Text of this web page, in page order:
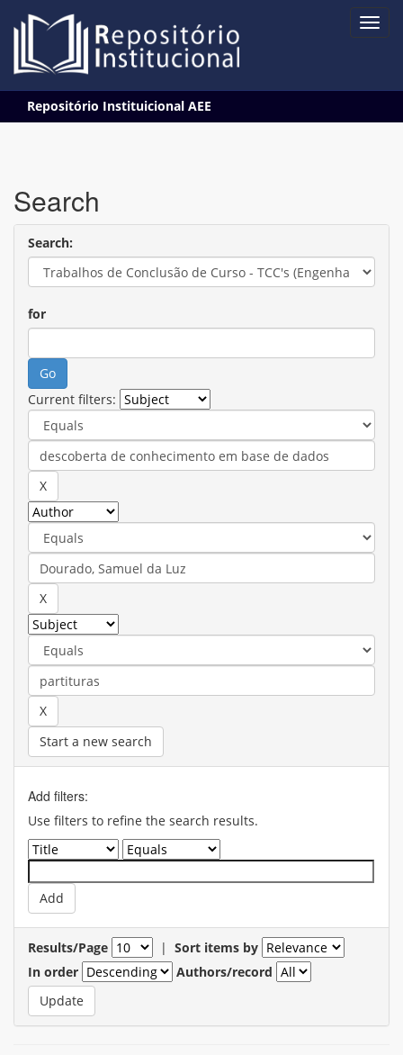
navigation
Repositório Instituicional AEE
Search
Search:
for
Current filters:
Start a new search
Add filters:
Use filters to refine the search results.
Results/Page | Sort items by
In order
Authors/record